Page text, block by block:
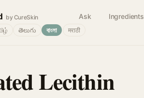
by CureSkin Ask Ingredients
తెలుగు বাংলা मराठी
Lecithin